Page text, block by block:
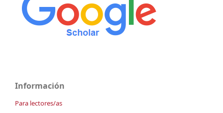
Información
Para lectores/as